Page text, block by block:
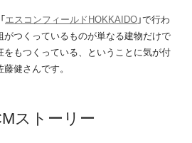
エスコンフィールドHOKKAIDO」で行わ
つくっているものが単なる建物だけで
もつくっている、ということに気が付
健さんです。
ストーリー